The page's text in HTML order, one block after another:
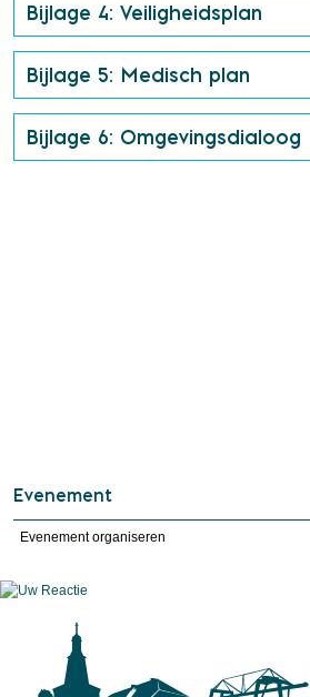
Bijlage 4: Veiligheidsplan
Bijlage 5: Medisch plan
Bijlage 6: Omgevingsdialoog
Evenement
Evenement organiseren